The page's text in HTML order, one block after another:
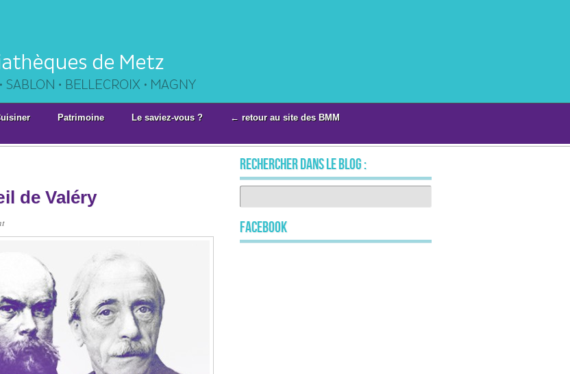
Patrimoine Le saviez-vous ? ← retour au site des BMM
de Valéry
rechercher dans le blog :
Facebook